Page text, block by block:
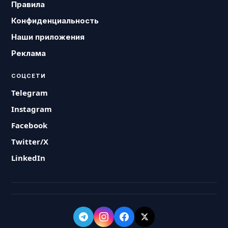
Правила
Конфиденциальность
Наши приложения
Реклама
СОЦСЕТИ
Telegram
Instagram
Facebook
Twitter/X
LinkedIn